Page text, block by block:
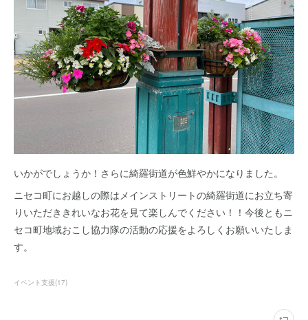
いかがでしょうか！さらに綺羅街道が色鮮やかになりました。
ニセコ町にお越しの際はメインストリートの綺羅街道にお立ち寄
りいただききれいなお花を見て楽しんでください！！今後ともニ
セコ町地域おこし協力隊の活動の応援をよろしくお願いいたしま
す。
イベント支援(17)